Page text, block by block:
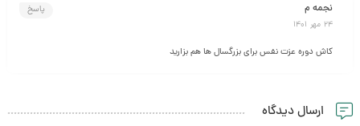
نجمه م
24 مهر 1401
پاسخ
کاش دوره عزت نفس برای بزرگسال ها هم بزارید
ارسال دیدگاه